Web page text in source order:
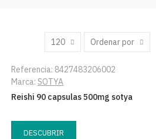
120 Ordenar por
Referencia: 8427483206002
Marca: SOTYA
Reishi 90 capsulas 500mg sotya
DESCUBRIR